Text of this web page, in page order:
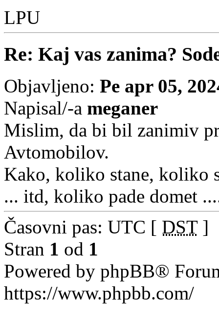
LPU
Re: Kaj vas zanima?
Objavljeno: Pe apr 05,
Napisal/-a meganer
Mislim, da bi bil zanimiv
Avtomobilov.
Kako, koliko stane, koliko
... itd, koliko pade domet
Časovni pas: UTC [ DST]
Stran 1 od 1
Powered by phpBB®
https://www.phpbb.com/